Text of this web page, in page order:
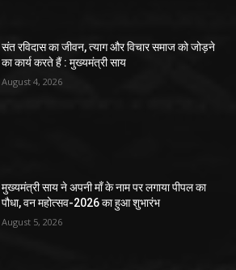
संत रविदास का जीवन, त्याग और विचार समाज को जोड़ने
का कार्य करते हैं : मुख्यमंत्री साय
August 4, 2026
मुख्यमंत्री साय ने अपनी माँ के नाम पर लगाया पीपल का
पौधा, वन महोत्सव-2026 का हुआ शुभारंभ
August 5, 2026